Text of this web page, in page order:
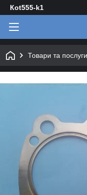
Кot555-k1
Товари та послуги